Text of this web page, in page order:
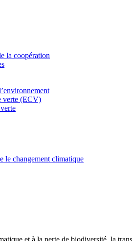
la coopération
verte (ECV)
le changement climatique
et à la perte de biodiversité, la